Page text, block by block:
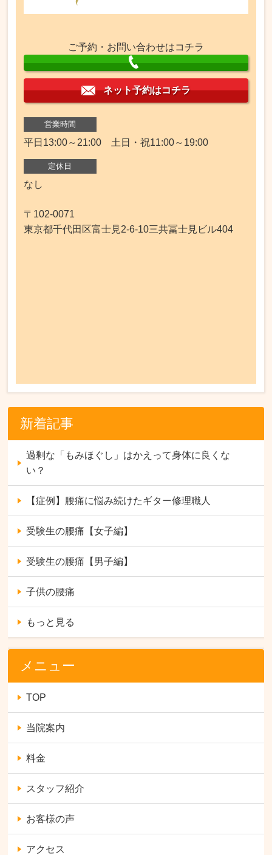
ご予約・お問い合わせはコチラ
ネット予約はコチラ
営業時間
平日13:00～21:00 土日・祝11:00～19:00
定休日
なし
〒102-0071
東京都千代田区富士見2-6-10三共冨士見ビル404
新着記事
過剰な「もみほぐし」はかえって身体に良くな
い？
【症例】腰痛に悩み続けたギター修理職人
受験生の腰痛【女子編】
受験生の腰痛【男子編】
子供の腰痛
もっと見る
メニュー
TOP
当院案内
料金
スタッフ紹介
お客様の声
アクセス